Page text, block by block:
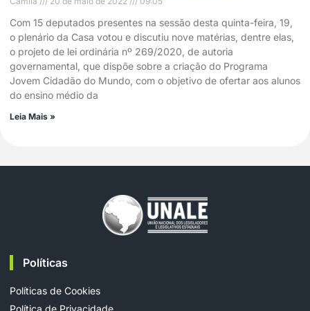
Com 15 deputados presentes na sessão desta quinta-feira, 19,
o plenário da Casa votou e discutiu nove matérias, dentre elas,
o projeto de lei ordinária nº 269/2020, de autoria
governamental, que dispõe sobre a criação do Programa
Jovem Cidadão do Mundo, com o objetivo de ofertar aos alunos
do ensino médio da
Leia Mais »
Políticas
Políticas de Cookies
Política de Privacidade